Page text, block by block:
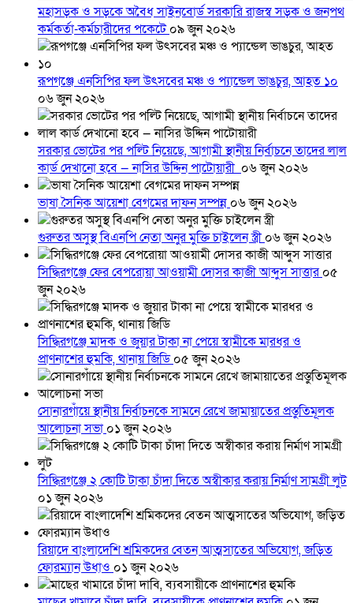
মহাসড়ক ও সড়কে অবৈধ সাইনবোর্ড সরকারি রাজস্ব সড়ক ও জনপথ
কর্মকর্তা-কর্মচারীদের পকেটে০৯ জুন ২০২৬
রূপগঞ্জে এনসিপির ফল উৎসবের মঞ্চ ও প্যান্ডেল ভাঙচুর, আহত ১০
০৬ জুন ২০২৬
সরকার ভোটের পর পল্টি নিয়েছে, আগামী স্থানীয় নির্বাচনে তাদের লাল
কার্ড দেখানো হবে — নাসির উদ্দিন পাটোয়ারী ০৬ জুন ২০২৬
ভাষা সৈনিক আয়েশা বেগমের দাফন সম্পন্ন ০৬ জুন ২০২৬
গুরুতর অসুস্থ বিএনপি নেতা অনুর মুক্তি চাইলেন স্ত্রী০৬ জুন ২০২৬
সিদ্ধিরগঞ্জে ফের বেপরোয়া আওয়ামী দোসর কাজী আব্দুস সাত্তার০৫
জুন ২০২৬
সিদ্ধিরগঞ্জে মাদক ও জুয়ার টাকা না পেয়ে স্বামীকে মারধর ও
প্রাণনাশের হুমকি, থানায় জিডি০৫ জুন ২০২৬
সোনারগাঁয়ে স্থানীয় নির্বাচনকে সামনে রেখে জামায়াতের প্রস্তুতিমূলক
আলোচনা সভা ০১ জুন ২০২৬
সিদ্ধিরগঞ্জে ২ কোটি টাকা চাঁদা দিতে অস্বীকার করায় নির্মাণ সামগ্রী লুট
০১ জুন ২০২৬
রিয়াদে বাংলাদেশি শ্রমিকদের বেতন আত্মসাতের অভিযোগ, জড়িত
ফোরম্যান উধাও ০১ জুন ২০২৬